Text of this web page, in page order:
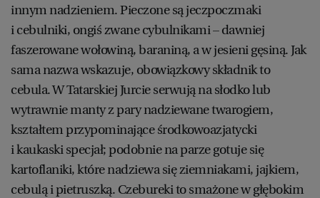
innym nadzieniem. Pieczone są jeczpoczmaki
i cebulniki, ongiś zwane cybulnikami – dawniej
faszerowane wołowiną, baraniną, a w jesieni gęsiną. Jak
sama nazwa wskazuje, obowiązkowy składnik to
cebula. W Tatarskiej Jurcie serwują na słodko lub
wytrawnie manty z pary nadziewane twarogiem,
kształtem przypominające środkowoazjatycki
i kaukaski specjał; podobnie na parze gotuje się
kartoflaniki, które nadziewa się ziemniakami, jajkiem,
cebulą i pietruszką. Czebureki to smażone w głębokim